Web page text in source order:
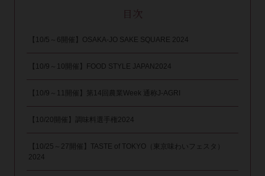
目次
【10/5～6開催】OSAKA-JO SAKE SQUARE 2024
【10/9～10開催】FOOD STYLE JAPAN2024
【10/9～11開催】第14回農業Week 通称J-AGRI
【10/20開催】調味料選手権2024
【10/25～27開催】TASTE of TOKYO（東京味わいフェスタ）
2024